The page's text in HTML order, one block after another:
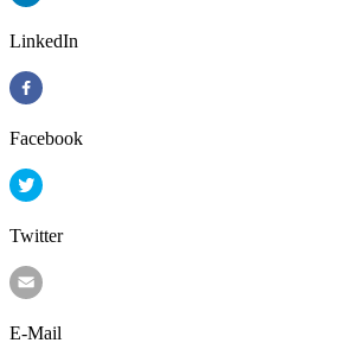
LinkedIn
Facebook
Twitter
E-Mail